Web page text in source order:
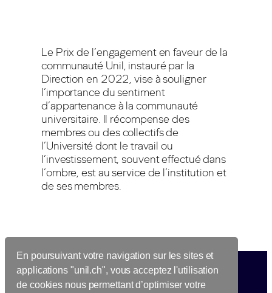
En poursuivant votre navigation sur les sites et
applications "unil.ch", vous acceptez l'utilisation
de cookies nous permettant d’optimiser votre
Le Prix de l’engagement en faveur de la
communauté Unil, instauré par la
Direction en 2022, vise à souligner
l’importance du sentiment
d’appartenance à la communauté
universitaire. Il récompense des
membres ou des collectifs de
l’Université dont le travail ou
l’investissement, souvent effectué dans
l’ombre, est au service de l’institution et
de ses membres.